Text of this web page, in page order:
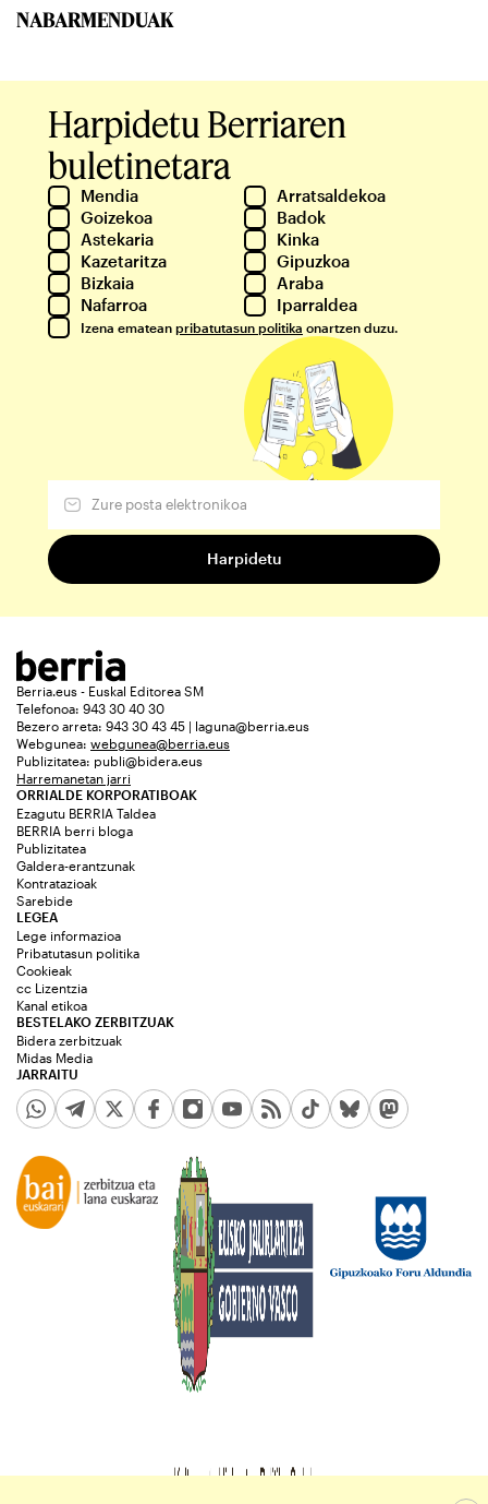
NABARMENDUAK
Harpidetu Berriaren
buletinetara
Mendia
Arratsaldekoa
Goizekoa
Badok
Astekaria
Kinka
Kazetaritza
Gipuzkoa
Bizkaia
Araba
Nafarroa
Iparraldea
Izena ematean pribatutasun politika onartzen duzu.
Berria.eus - Euskal Editorea SM
Telefonoa: 943 30 40 30
Bezero arreta: 943 30 43 45 | laguna@berria.eus
Webgunea: webgunea@berria.eus
Publizitatea: publi@bidera.eus
Harremanetan jarri
ORRIALDE KORPORATIBOAK
Ezagutu BERRIA Taldea
BERRIA berri bloga
Publizitatea
Galdera-erantzunak
Kontratazioak
Sarebide
JARRAITU
LEGEA
Lege informazioa
Pribatutasun politika
Cookieak
cc Lizentzia
Kanal etikoa
BESTELAKO ZERBITZUAK
Bidera zerbitzuak
Midas Media